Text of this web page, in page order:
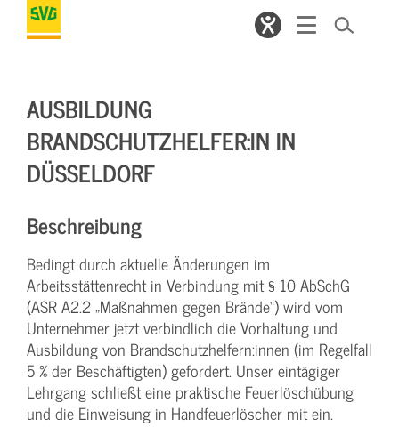
AUSBILDUNG
BRANDSCHUTZHELFER:IN IN
DÜSSELDORF
Beschreibung
Bedingt durch aktuelle Änderungen im
Arbeitsstättenrecht in Verbindung mit § 10 AbSchG
(ASR A2.2 „Maßnahmen gegen Brände“) wird vom
Unternehmer jetzt verbindlich die Vorhaltung und
Ausbildung von Brandschutzhelfern:innen (im Regelfall
5 % der Beschäftigten) gefordert. Unser eintägiger
Lehrgang schließt eine praktische Feuerlöschübung
und die Einweisung in Handfeuerlöscher mit ein.